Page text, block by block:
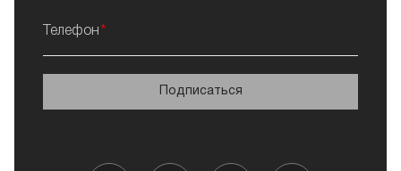
Телефон
Подписаться